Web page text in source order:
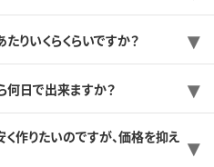
りいくらくらいですか？
何日で出来ますか？
作りたいのですが、価格を抑え